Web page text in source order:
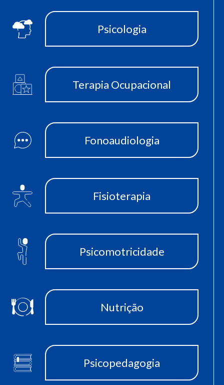
Psicologia
Terapia Ocupacional
Fonoaudiologia
Fisioterapia
Psicomotricidade
Nutrição
Psicopedagogia